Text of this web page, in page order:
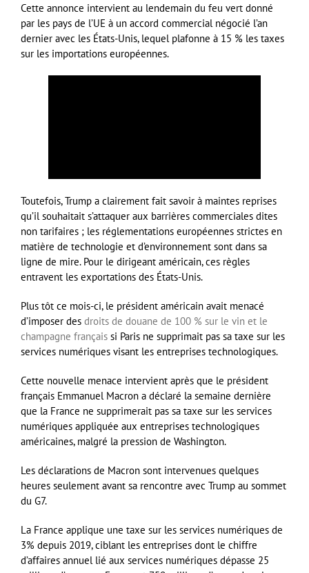
Cette annonce intervient au lendemain du feu vert donné
par les pays de l’UE à un accord commercial négocié l’an
dernier avec les États-Unis, lequel plafonne à 15 % les taxes
sur les importations européennes.
Toutefois, Trump a clairement fait savoir à maintes reprises
qu’il souhaitait s’attaquer aux barrières commerciales dites
non tarifaires ; les réglementations européennes strictes en
matière de technologie et d’environnement sont dans sa
ligne de mire. Pour le dirigeant américain, ces règles
entravent les exportations des États-Unis.
Plus tôt ce mois-ci, le président américain avait menacé
d’imposer des droits de douane de 100 % sur le vin et le
champagne français si Paris ne supprimait pas sa taxe sur les
services numériques visant les entreprises technologiques.
Cette nouvelle menace intervient après que le président
français Emmanuel Macron a déclaré la semaine dernière
que la France ne supprimerait pas sa taxe sur les services
numériques appliquée aux entreprises technologiques
américaines, malgré la pression de Washington.
Les déclarations de Macron sont intervenues quelques
heures seulement avant sa rencontre avec Trump au sommet
du G7.
La France applique une taxe sur les services numériques de
3% depuis 2019, ciblant les entreprises dont le chiffre
d’affaires annuel lié aux services numériques dépasse 25